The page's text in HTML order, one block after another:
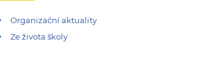
Organizační aktuality
Ze života školy